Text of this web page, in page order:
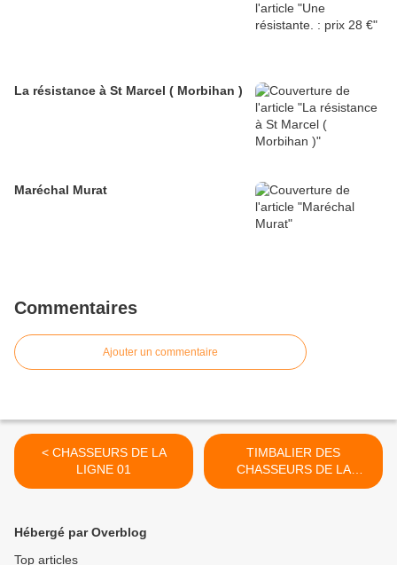
La résistance à St Marcel ( Morbihan )
Maréchal Murat
Commentaires
Ajouter un commentaire
< CHASSEURS DE LA
LIGNE 01
TIMBALIER DES
CHASSEURS DE LA
GARDE >
Hébergé par Overblog
Top articles